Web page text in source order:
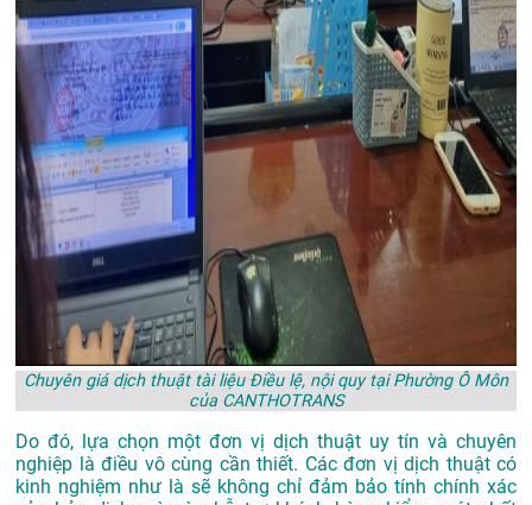
Chuyên giá dịch thuật tài liệu Điều lệ, nội quy tại Phường Ô Môn
của CANTHOTRANS
Do đó, lựa chọn một đơn vị dịch thuật uy tín và chuyên
nghiệp là điều vô cùng cần thiết. Các đơn vị dịch thuật có
kinh nghiệm như là sẽ không chỉ đảm bảo tính chính xác